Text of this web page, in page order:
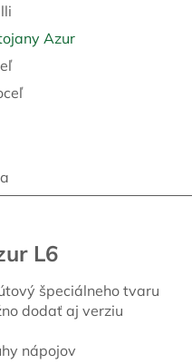
Azur
L6
špeciálneho tvaru
dodať aj verziu
nápojov